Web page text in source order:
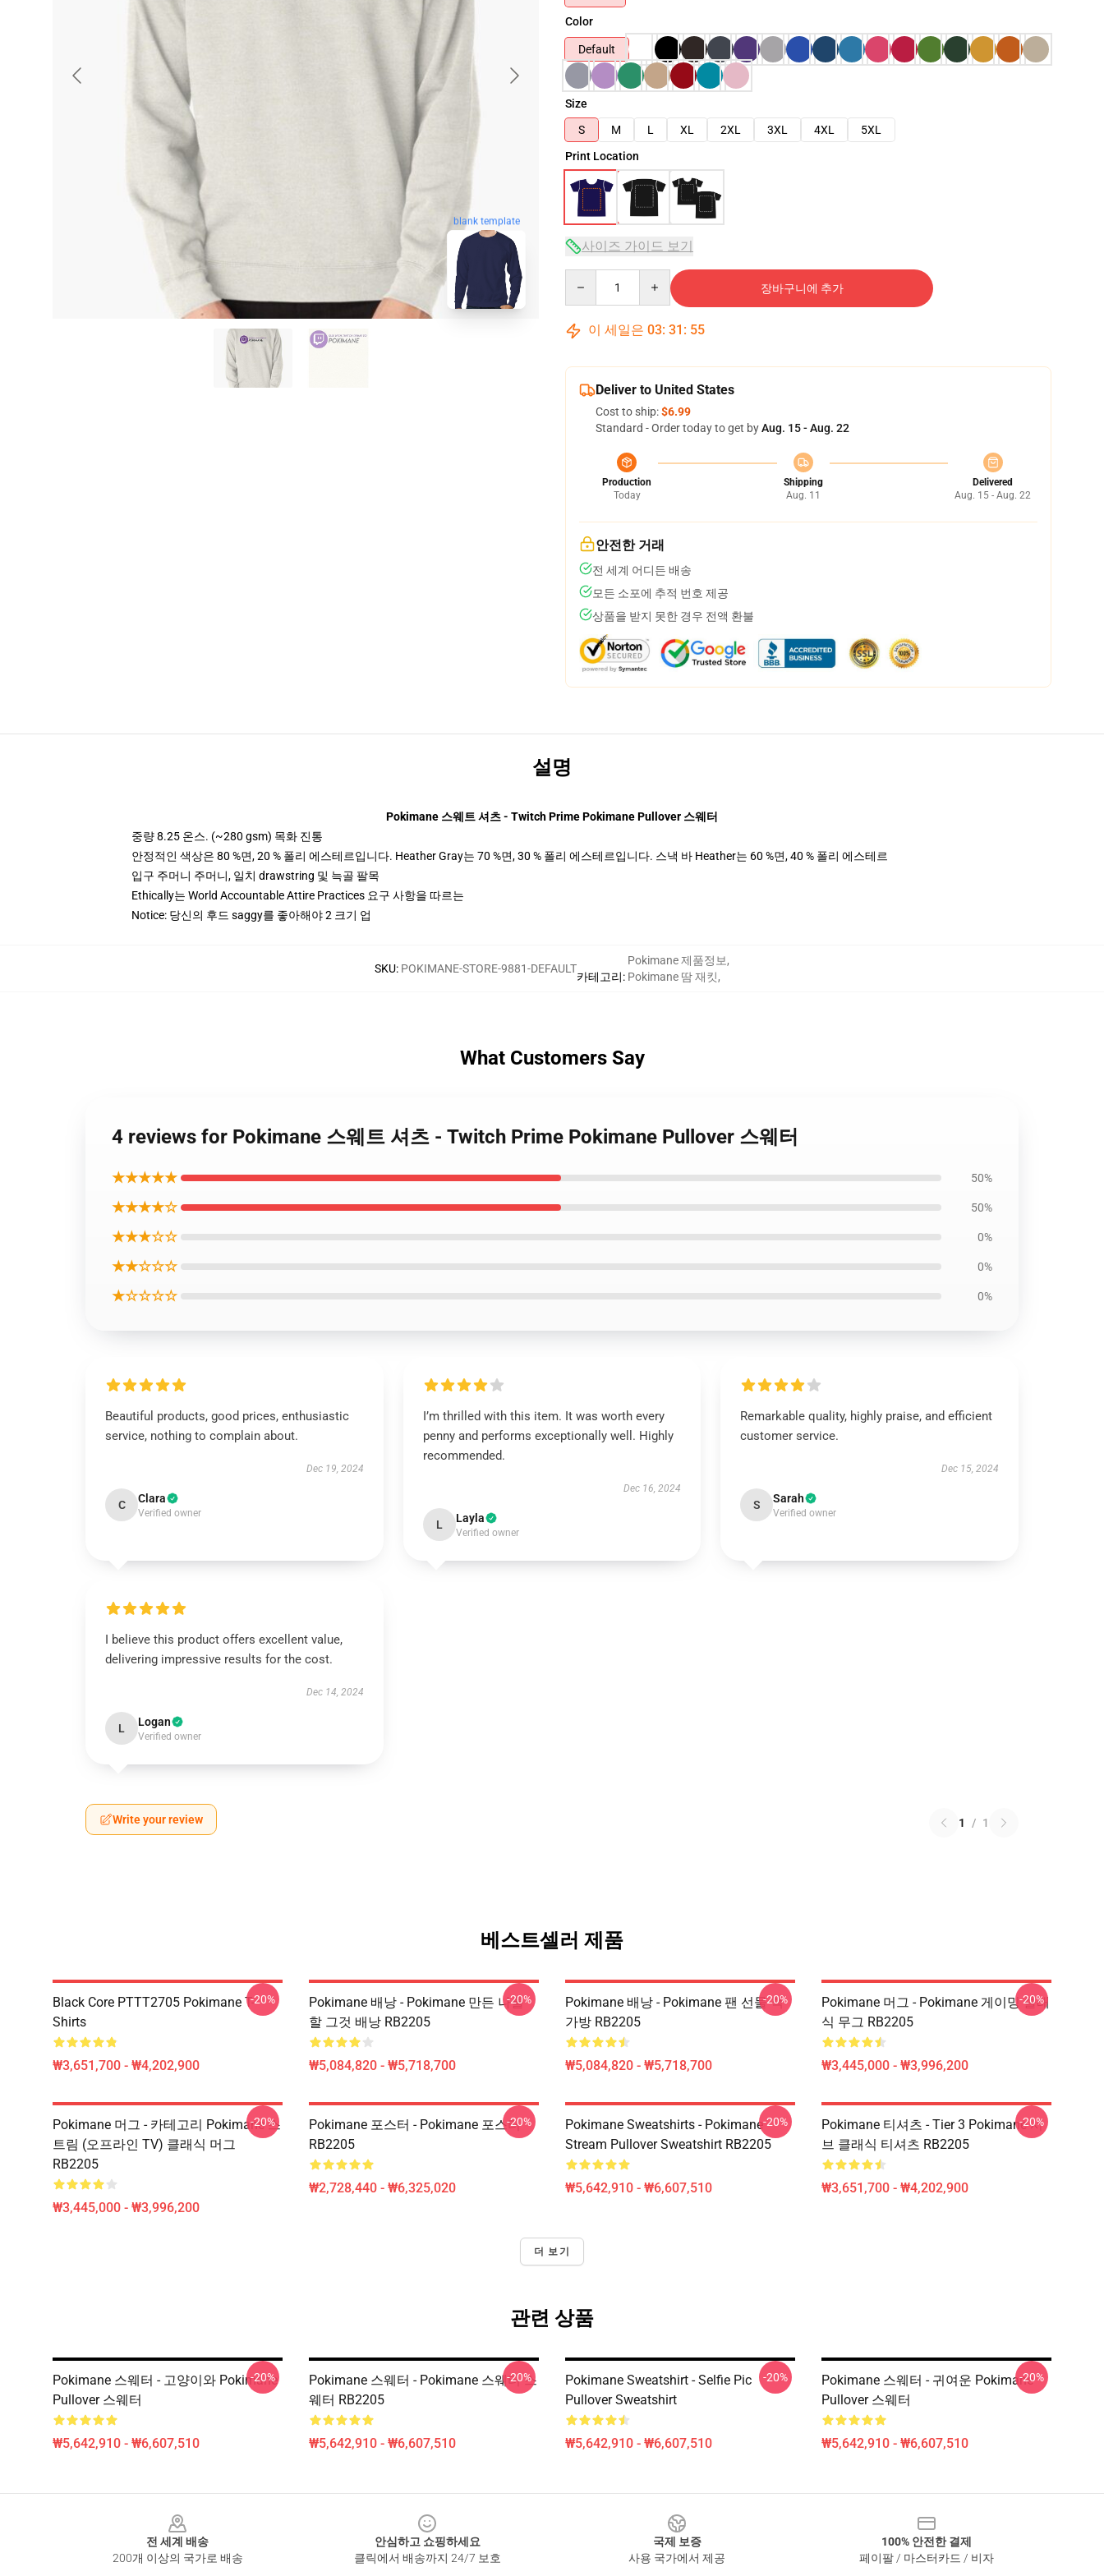
blank template
Color
Default
Size
S
M L XL 2XL 3XL 4XL
5XL
Print Location
사이즈 가이드 보기
장바구니에 추가
이 세일은 03: 31 : 54
Deliver to United States
Cost to ship:$6.99
Standard - Order today to get byAug. 15 - Aug. 22
Production
Today
Shipping
Aug. 11
Delivered
Aug. 15 - Aug. 22
안전한 거래
전 세계 어디든 배송
모든 소포에 추적 번호 제공
상품을 받지 못한 경우 전액 환불
설명
Pokimane 스웨트 셔츠 - Twitch Prime Pokimane Pullover 스웨터
중량 8.25 온스. (~280 gsm) 목화 진통
안정적인 색상은 80 %면, 20 % 폴리 에스테르입니다. Heather Gray는 70 %면, 30 % 폴리 에스테르입니다. 스낵 바 Heather는 60 %면, 40 % 폴리 에스테르
입구 주머니 주머니, 일치 drawstring 및 늑골 팔목
Ethically는 World Accountable Attire Practices 요구 사항을 따르는
Notice: 당신의 후드 saggy를 좋아해야 2 크기 업
SKU: POKIMANE-STORE-9881-DEFAULT
카테고리:
Pokimane 제품정보,
Pokimane 땀 재킷,
What Customers Say
4 reviews for Pokimane 스웨트 셔츠 - Twitch Prime Pokimane Pullover 스웨터
★★★★★ 50%
★★★★☆ 50%
★★★☆☆ 0%
★★☆☆☆ 0%
★☆☆☆☆ 0%
Beautiful products, good prices, enthusiastic
service, nothing to complain about.
Dec 19, 2024
C Clara
Verified owner
I’m thrilled with this item. It was worth every
penny and performs exceptionally well. Highly
recommended.
Dec 16, 2024
L Layla
Verified owner
Remarkable quality, highly praise, and efficient
customer service.
Dec 15, 2024
S Sarah
Verified owner
I believe this product offers excellent value,
delivering impressive results for the cost.
Dec 14, 2024
L Logan
Verified owner
Write your review 1 / 1
베스트셀러 제품
Black Core PTTT2705 Pokimane T-
Shirts
₩3,651,700 - ₩4,202,900
-20%
Pokimane 배낭 - Pokimane 만든 나를
할 그것 배낭 RB2205
₩5,084,820 - ₩5,718,700
-20%
Pokimane 배낭 - Pokimane 팬 선물 책
가방 RB2205
₩5,084,820 - ₩5,718,700
-20%
Pokimane 머그 - Pokimane 게이밍 클래
식 무그 RB2205
₩3,445,000 - ₩3,996,200
-20%
Pokimane 머그 - 카테고리 Pokimane 스
트림 (오프라인 TV) 클래식 머그
RB2205
₩3,445,000 - ₩3,996,200
-20%
Pokimane 포스터 - Pokimane 포스터
RB2205
₩2,728,440 - ₩6,325,020
-20%
Pokimane Sweatshirts - Pokimane
Stream Pullover Sweatshirt RB2205
₩5,642,910 - ₩6,607,510
-20%
Pokimane 티셔츠 - Tier 3 Pokimane 서
브 클래식 티셔츠 RB2205
₩3,651,700 - ₩4,202,900
-20%
더 보기
관련 상품
Pokimane 스웨터 - 고양이와 Pokimane
Pullover 스웨터
₩5,642,910 - ₩6,607,510
-20%
Pokimane 스웨터 - Pokimane 스웨터 스
웨터 RB2205
₩5,642,910 - ₩6,607,510
-20%
Pokimane Sweatshirt - Selfie Pic
Pullover Sweatshirt
₩5,642,910 - ₩6,607,510
-20%
Pokimane 스웨터 - 귀여운 Pokimane
Pullover 스웨터
₩5,642,910 - ₩6,607,510
-20%
전 세계 배송
200개 이상의 국가로 배송
안심하고 쇼핑하세요
클릭에서 배송까지 24/7 보호
국제 보증
사용 국가에서 제공
100% 안전한 결제
페이팔 / 마스터카드 / 비자